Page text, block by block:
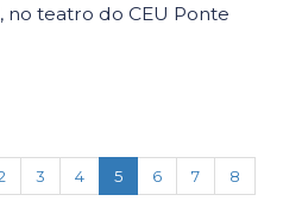
no teatro do CEU Ponte
3 4 5(current)
6 7
8